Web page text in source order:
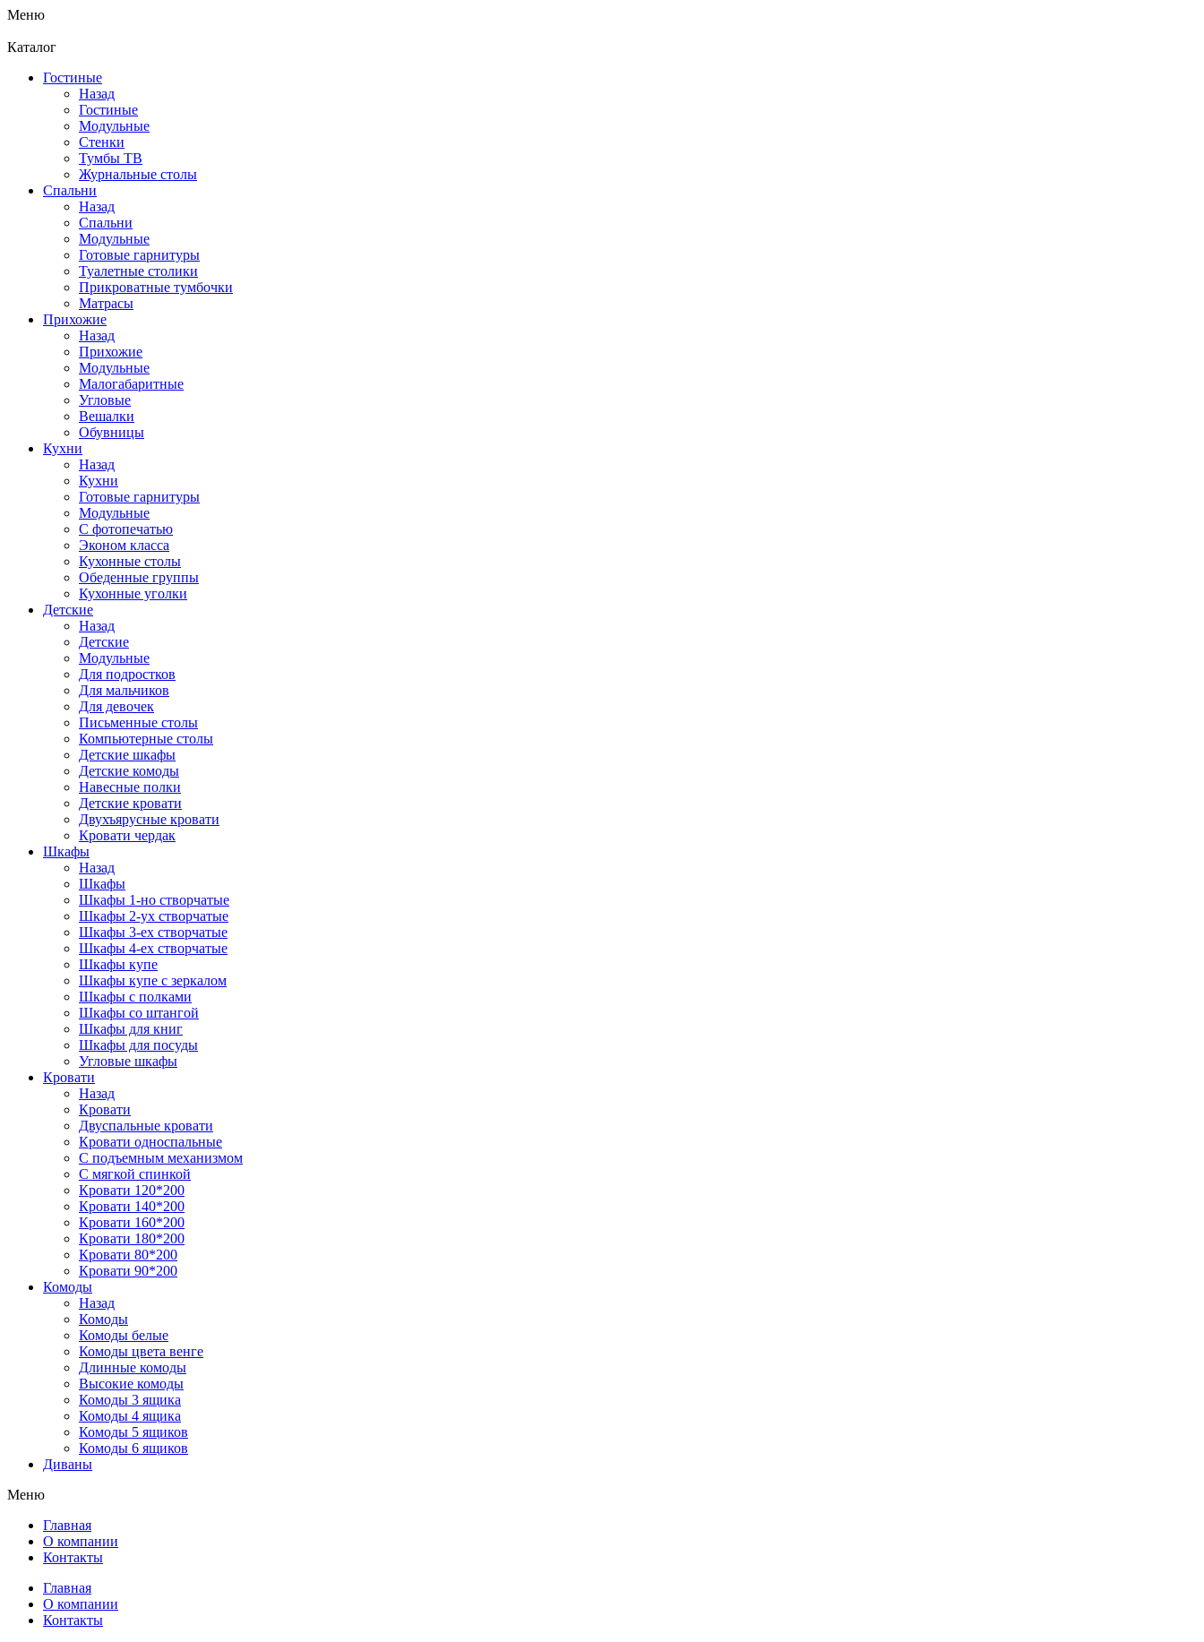
Меню
Каталог
Гостиные
Назад
Гостиные
Модульные
Стенки
Тумбы ТВ
Журнальные столы
Спальни
Назад
Спальни
Модульные
Готовые гарнитуры
Туалетные столики
Прикроватные тумбочки
Матрасы
Прихожие
Назад
Прихожие
Модульные
Малогабаритные
Угловые
Вешалки
Обувницы
Кухни
Назад
Кухни
Готовые гарнитуры
Модульные
С фотопечатью
Эконом класса
Кухонные столы
Обеденные группы
Кухонные уголки
Детские
Назад
Детские
Модульные
Для подростков
Для мальчиков
Для девочек
Письменные столы
Компьютерные столы
Детские шкафы
Детские комоды
Навесные полки
Детские кровати
Двухъярусные кровати
Кровати чердак
Шкафы
Назад
Шкафы
Шкафы 1-но створчатые
Шкафы 2-ух створчатые
Шкафы 3-ех створчатые
Шкафы 4-ех створчатые
Шкафы купе
Шкафы купе с зеркалом
Шкафы с полками
Шкафы со штангой
Шкафы для книг
Шкафы для посуды
Угловые шкафы
Кровати
Назад
Кровати
Двуспальные кровати
Кровати односпальные
С подъемным механизмом
С мягкой спинкой
Кровати 120*200
Кровати 140*200
Кровати 160*200
Кровати 180*200
Кровати 80*200
Кровати 90*200
Комоды
Назад
Комоды
Комоды белые
Комоды цвета венге
Длинные комоды
Высокие комоды
Комоды 3 ящика
Комоды 4 ящика
Комоды 5 ящиков
Комоды 6 ящиков
Диваны
Меню
Главная
О компании
Контакты
Главная
О компании
Контакты